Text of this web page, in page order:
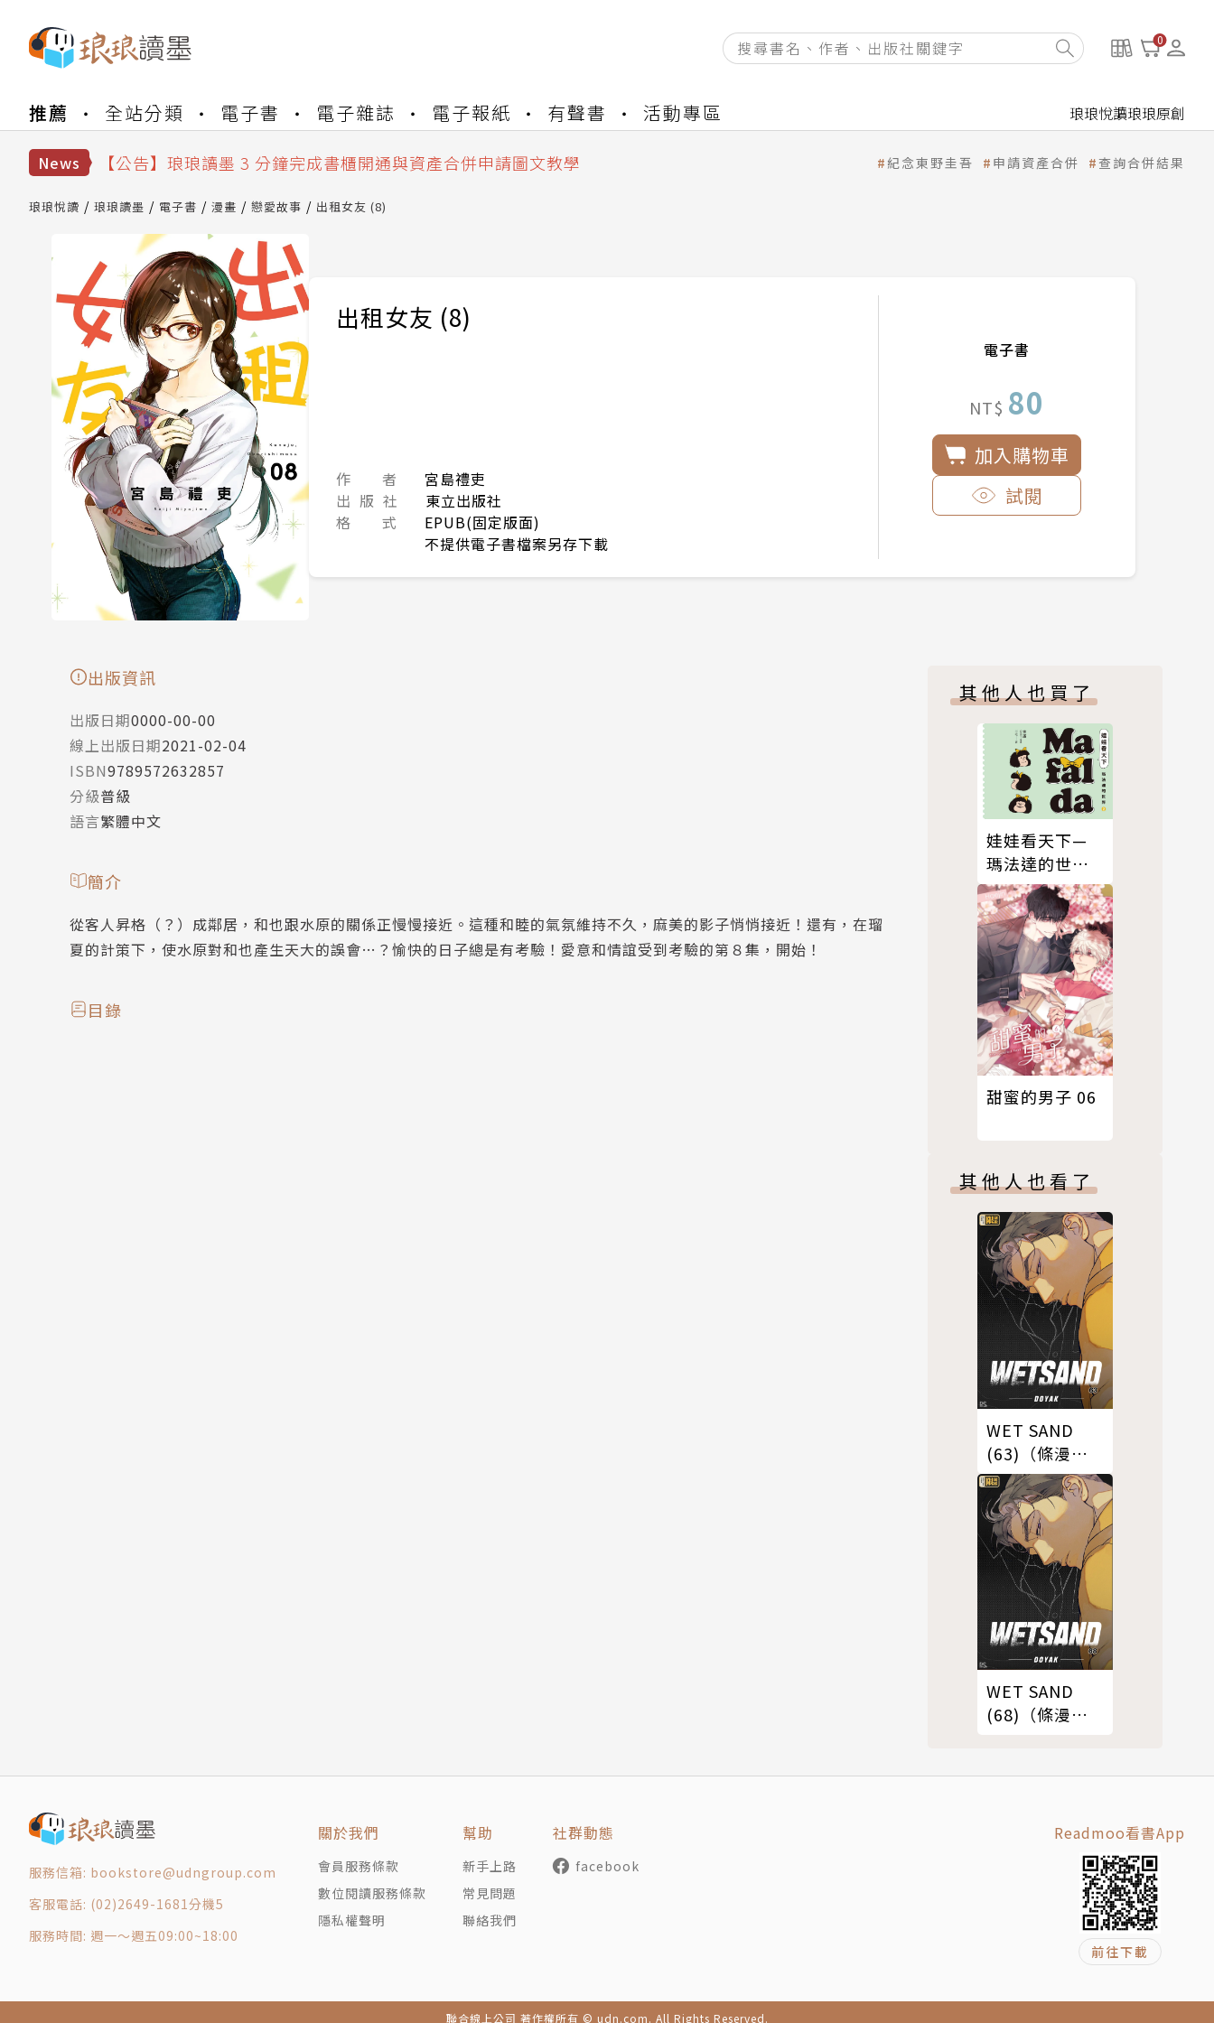
0
推薦 全站分類 電子書 電子雜誌 電子報紙 有聲書 活動專區 琅琅悅讀琅琅原創
News
【公告】琅琅讀墨數位閱讀資產合併與書櫃開通申請
【公告】琅琅讀墨 3 分鐘完成書櫃開通與資產合併申請圖文教學
【公告】琅琅讀墨數位閱讀資產合併與書櫃開通申請
紀念東野圭吾 申請資產合併 查詢合併結果
琅琅悅讀 琅琅讀墨 電子書 漫畫 戀愛故事 出租女友 (8)
出租女友 (8)
作 者
宮島禮吏
出 版 社
東立出版社
格 式
EPUB(固定版面)
不提供電子書檔案另存下載
電子書
NT$ 80
加入購物車
試閱
出版資訊
出版日期0000-00-00
線上出版日期2021-02-04
ISBN9789572632857
分級普級
語言繁體中文
簡介
從客人昇格（？）成鄰居，和也跟水原的關係正慢慢接近。這種和睦的氣氛維持不久，麻美的影子悄悄接近！還有，在瑠
夏的計策下，使水原對和也產生天大的誤會…？愉快的日子總是有考驗！愛意和情誼受到考驗的第８集，開始！
目錄
其他人也買了
娃娃看天下—
瑪法達的世界
（2）【瑪法達
降落地球60週
年紀念版】
甜蜜的男子 06
其他人也看了
WET SAND
(63)（條漫
版）
WET SAND
(68)（條漫
服務信箱: bookstore@udngroup.com
客服電話: (02)2649-1681分機5
服務時間: 週一～週五09:00~18:00
關於我們
會員服務條款
數位閱讀服務條款
隱私權聲明
幫助
新手上路
常見問題
聯絡我們
社群動態
facebook
Readmoo看書App
前往下載
聯合線上公司 著作權所有 © udn.com. All Rights Reserved.